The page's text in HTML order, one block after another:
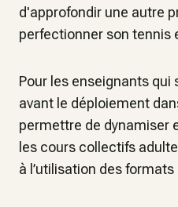
d'approfondir une autre
perfectionner son tennis
Pour les enseignants qui
avant le déploiement
permettre de dynamiser
les cours collectifs
à l’utilisation des